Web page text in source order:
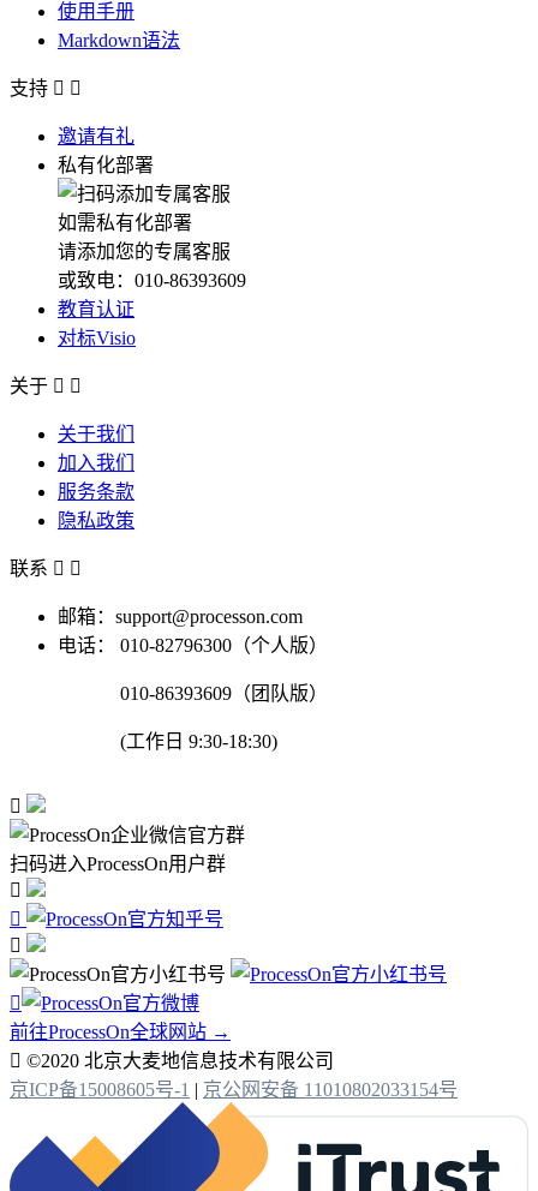
使用手册
Markdown语法
支持  
邀请有礼
私有化部署
如需私有化部署
请添加您的专属客服
或致电：010-86393609
教育认证
对标Visio
关于  
关于我们
加入我们
服务条款
隐私政策
联系  
邮箱：support@processon.com
电话：
010-82796300（个人版）
010-86393609（团队版）
(工作日 9:30-18:30)

扫码进入ProcessOn用户群




前往ProcessOn全球网站 →
 ©2020 北京大麦地信息技术有限公司
京ICP备15008605号-1 | 京公网安备 11010802033154号